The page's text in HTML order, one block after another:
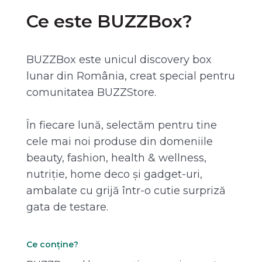
Ce este BUZZBox?
BUZZBox este unicul discovery box
lunar din România, creat special pentru
comunitatea BUZZStore.
În fiecare lună, selectăm pentru tine
cele mai noi produse din domeniile
beauty, fashion, health & wellness,
nutriție, home deco și gadget-uri,
ambalate cu grijă într-o cutie surpriză
gata de testare.
Ce conține?